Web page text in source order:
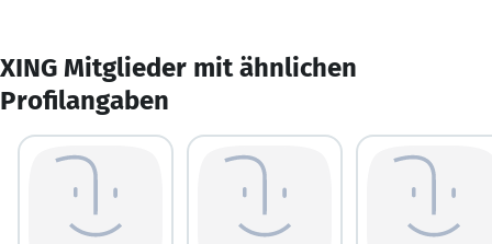
XING Mitglieder mit ähnlichen
Profilangaben